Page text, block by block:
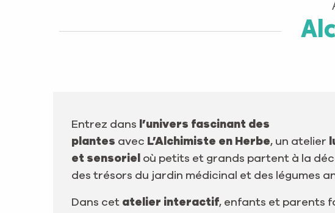
Entrez dans l’univers fascinant des
plantes avec L’Alchimiste en Herbe, un atelier
et sensoriel
où petits et grands partent à la
des trésors du jardin médicinal et des légumes
Dans cet atelier interactif, enfants et parents